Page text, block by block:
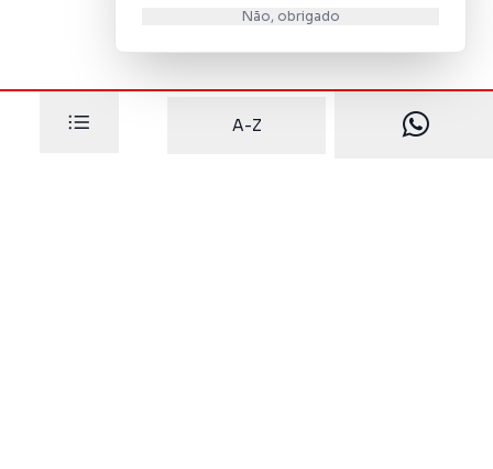
Não, obrigado
A-Z